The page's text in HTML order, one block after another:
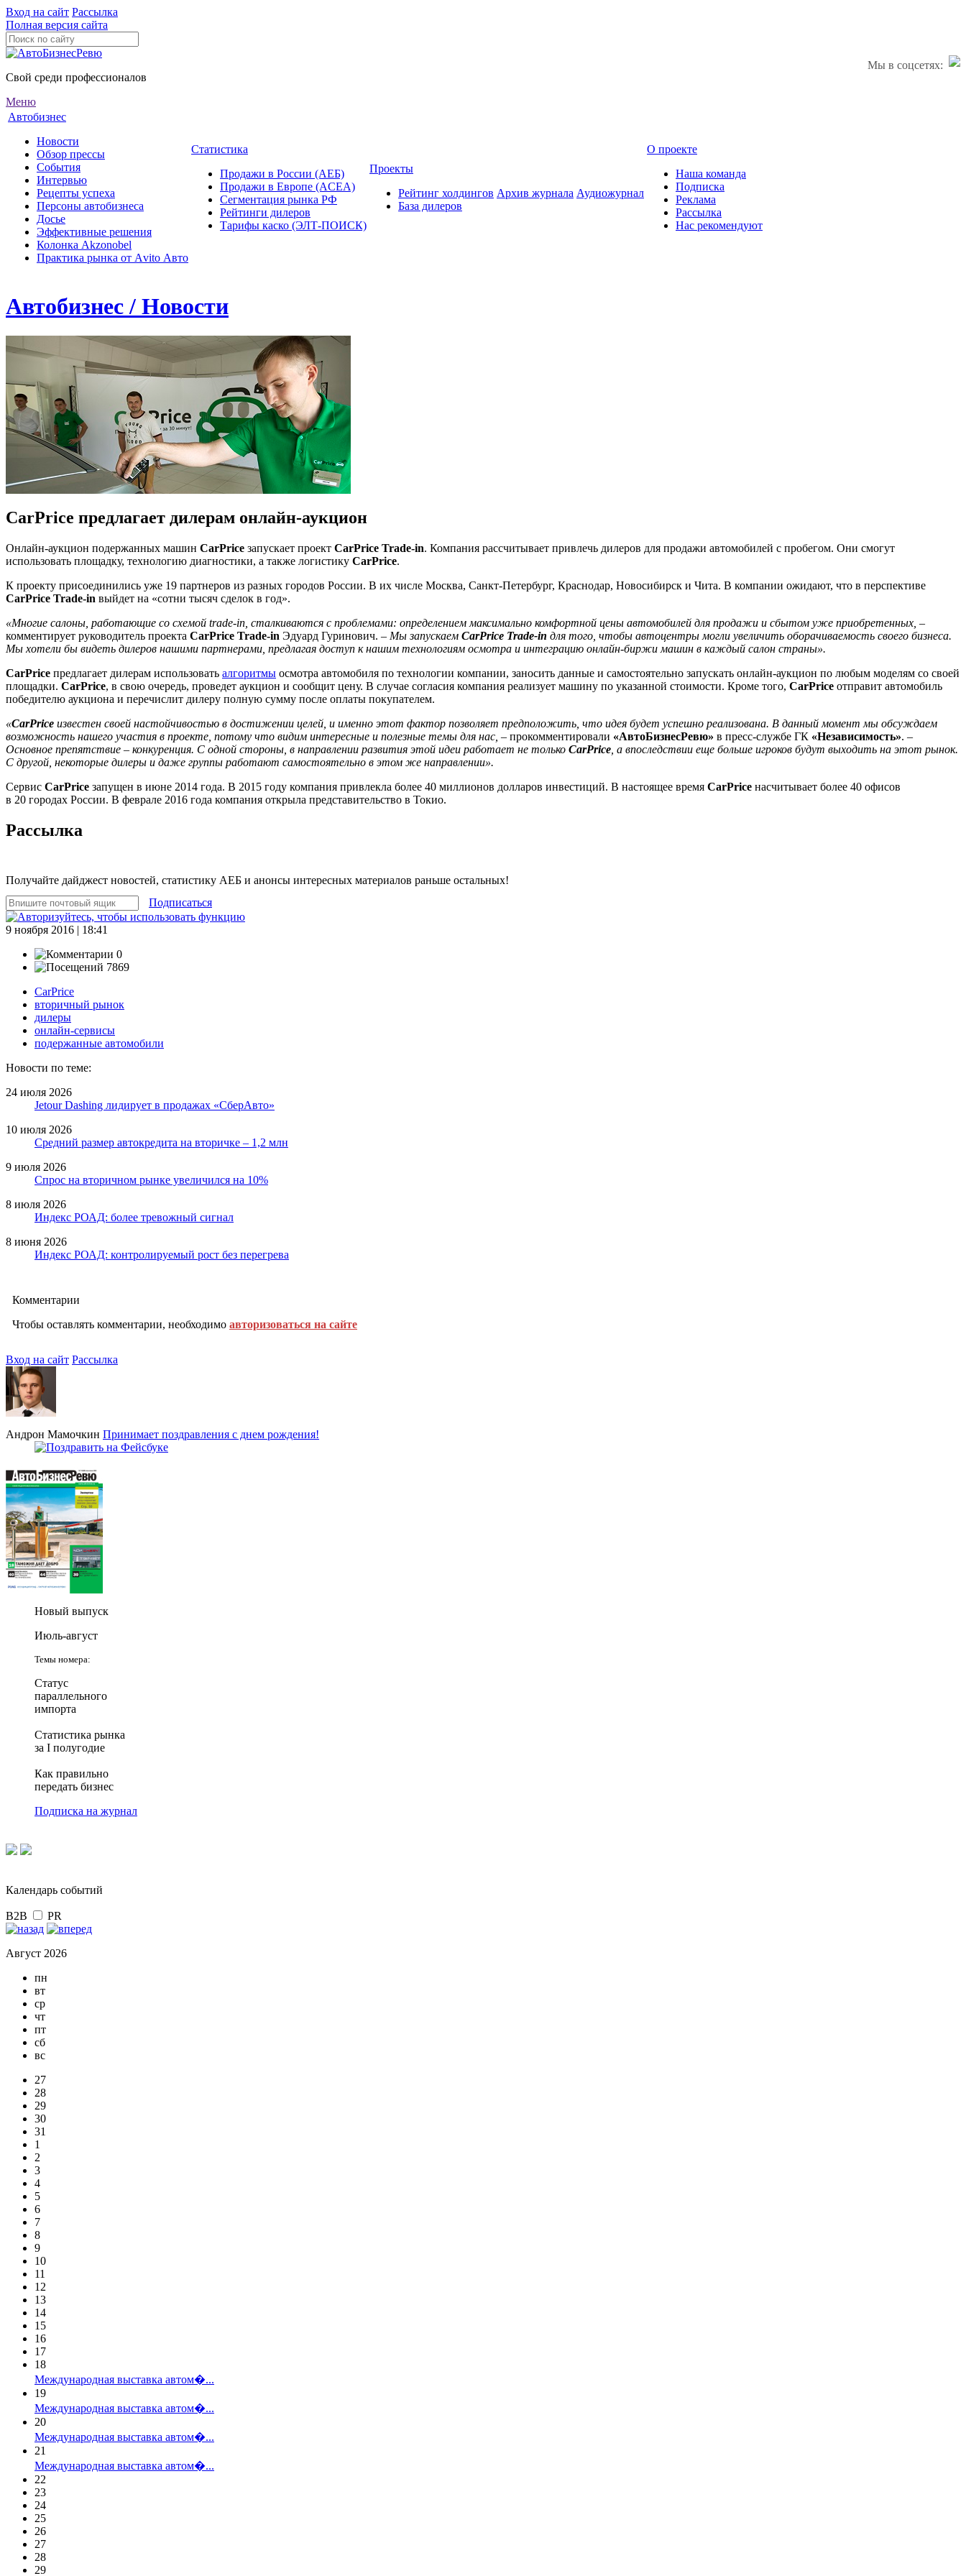
Вход на сайт Рассылка
Полная версия сайта
Мы в соцсетях:
Свой среди профессионалов
Меню
Автобизнес
Новости
Обзор прессы
События
Интервью
Рецепты успеха
Персоны автобизнеса
Досье
Эффективные решения
Колонка Akzonobel
Практика рынка от Аvito Авто
Статистика
Продажи в России (АЕБ)
Продажи в Европе (ACEA)
Сегментация рынка РФ
Рейтинги дилеров
Тарифы каско (ЭЛТ-ПОИСК)
Проекты
Рейтинг холдингов
База дилеров
Архив журнала Аудиожурнал
О проекте
Наша команда
Подписка
Реклама
Рассылка
Нас рекомендуют
Автобизнес / Новости
CarPrice предлагает дилерам онлайн-аукцион
Онлайн-аукцион подержанных машин CarPrice запускает проект CarPrice Trade-in. Компания рассчитывает привлечь дилеров для продажи автомобилей с пробегом. Они смогут
использовать площадку, технологию диагностики, а также логистику CarPrice.
К проекту присоединились уже 19 партнеров из разных городов России. В их числе Москва, Санкт-Петербург, Краснодар, Новосибирск и Чита. В компании ожидают, что в перспективе
CarPrice Trade-in выйдет на «сотни тысяч сделок в год».
«Многие салоны, работающие со схемой trade-in, сталкиваются с проблемами: определением максимально комфортной цены автомобилей для продажи и сбытом уже приобретенных, –
комментирует руководитель проекта CarPrice Trade-in Эдуард Гуринович. – Мы запускаем CarPrice Trade-in для того, чтобы автоцентры могли увеличить оборачиваемость своего бизнеса.
Мы хотели бы видеть дилеров нашими партнерами, предлагая доступ к нашим технологиям осмотра и интеграцию онлайн-биржи машин в каждый салон страны».
CarPrice предлагает дилерам использовать алгоритмы осмотра автомобиля по технологии компании, заносить данные и самостоятельно запускать онлайн-аукцион по любым моделям со своей
площадки. CarPrice, в свою очередь, проведет аукцион и сообщит цену. В случае согласия компания реализует машину по указанной стоимости. Кроме того, CarPrice отправит автомобиль
победителю аукциона и перечислит дилеру полную сумму после оплаты покупателем.
«CarPrice известен своей настойчивостью в достижении целей, и именно этот фактор позволяет предположить, что идея будет успешно реализована. В данный момент мы обсуждаем
возможность нашего участия в проекте, потому что видим интересные и полезные темы для нас, – прокомментировали «АвтоБизнесРевю» в пресс-службе ГК «Независимость». –
Основное препятствие – конкуренция. С одной стороны, в направлении развития этой идеи работает не только CarPrice , а впоследствии еще больше игроков будут выходить на этот рынок.
С другой, некоторые дилеры и даже группы работают самостоятельно в этом же направлении».
Сервис CarPrice запущен в июне 2014 года. В 2015 году компания привлекла более 40 миллионов долларов инвестиций. В настоящее время CarPrice насчитывает более 40 офисов
в 20 городах России. В феврале 2016 года компания открыла представительство в Токио.
Рассылка
Получайте дайджест новостей, статистику АЕБ и анонсы интересных материалов раньше остальных!
Подписаться
9 ноября 2016 | 18:41
0
7869
CarPrice
вторичный рынок
дилеры
онлайн-сервисы
подержанные автомобили
Новости по теме:
24 июля 2026
Jetour Dashing лидирует в продажах «СберАвто»
10 июля 2026
Средний размер автокредита на вторичке – 1,2 млн
9 июля 2026
Спрос на вторичном рынке увеличился на 10%
8 июля 2026
Индекс РОАД: более тревожный сигнал
8 июня 2026
Индекс РОАД: контролируемый рост без перегрева
Комментарии
Чтобы оставлять комментарии, необходимо авторизоваться на сайте
Вход на сайт Рассылка
Андрон Мамочкин Принимает поздравления с днем рождения!
Новый выпуск
Июль-август
Темы номера:
Статус
параллельного
импорта
Статистика рынка
за I полугодие
Как правильно
передать бизнес
Подписка на журнал
Календарь событий
B2B PR
Август 2026
пн
вт
ср
чт
пт
сб
вс
27
28
29
30
31
1
2
3
4
5
6
7
8
9
10
11
12
13
14
15
16
17
18
Международная выставка автом�...
19
Международная выставка автом�...
20
Международная выставка автом�...
21
Международная выставка автом�...
22
23
24
25
26
27
28
29